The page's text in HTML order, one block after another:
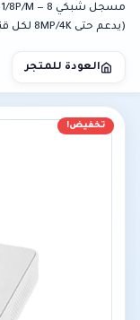
(يدعم حتى 8MP/4K لكل قناة)
العودة للمتجر
تخفيض!